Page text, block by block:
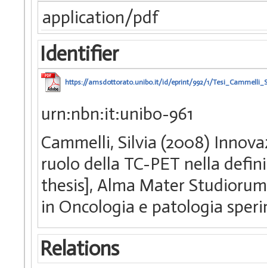
application/pdf
Identifier
https://amsdottorato.unibo.it/id/eprint/992/1/
urn:nbn:it:unibo-961
Cammelli, Silvia (2008)
ruolo della TC-PET nella
thesis], Alma Mater
in Oncologia e patologia
Relations